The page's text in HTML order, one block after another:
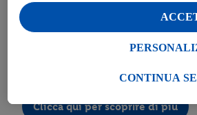
Dinamico, inclusivo e orientato al
Clicca qui per scoprire di più
Alla voce “Personalizza la scelta” può
dei Suoi dati e consultare ulteriori
le finalità sopra indicate. Ulteriori
momento con effetto per il futuro, sono
CONTINUA